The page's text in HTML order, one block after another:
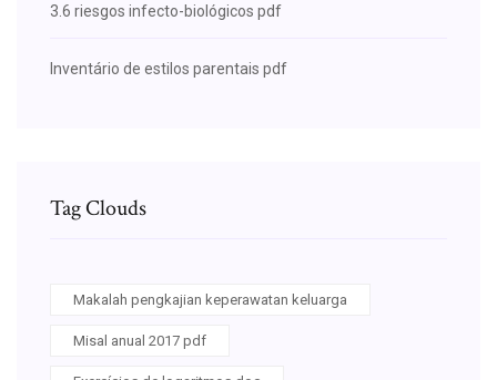
3.6 riesgos infecto-biológicos pdf
Inventário de estilos parentais pdf
Tag Clouds
Makalah pengkajian keperawatan keluarga
Misal anual 2017 pdf